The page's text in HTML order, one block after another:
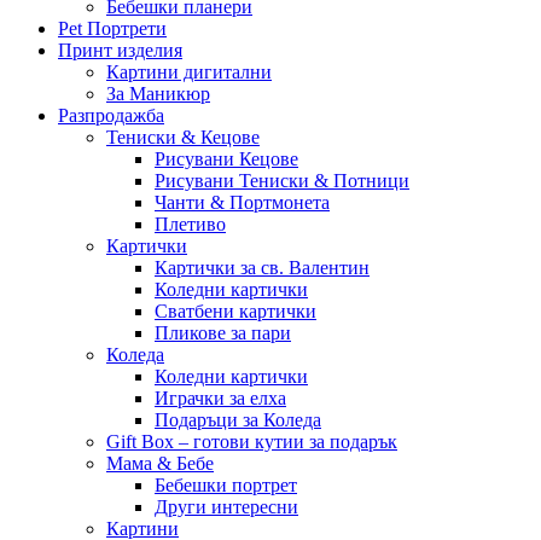
Бебешки планери
Pet Портрети
Принт изделия
Картини дигитални
За Маникюр
Разпродажба
Тениски & Кецове
Рисувани Кецове
Рисувани Тениски & Потници
Чанти & Портмонета
Плетиво
Картички
Картички за св. Валентин
Коледни картички
Сватбени картички
Пликове за пари
Коледа
Коледни картички
Играчки за елха
Подаръци за Коледа
Gift Box – готови кутии за подарък
Мама & Бебе
Бебешки портрет
Други интересни
Картини